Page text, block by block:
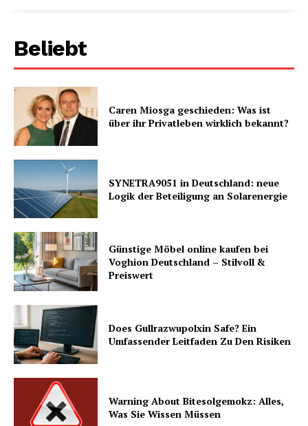
Beliebt
Caren Miosga geschieden: Was ist
über ihr Privatleben wirklich bekannt?
SYNETRA9051 in Deutschland: neue
Logik der Beteiligung an Solarenergie
Günstige Möbel online kaufen bei
Voghion Deutschland – Stilvoll &
Preiswert
Does Gullrazwupolxin Safe? Ein
Umfassender Leitfaden Zu Den Risiken
Warning About Bitesolgemokz: Alles,
Was Sie Wissen Müssen